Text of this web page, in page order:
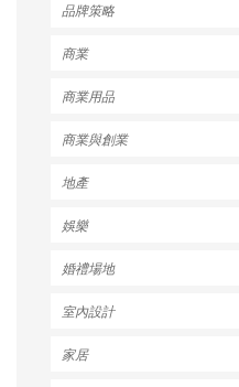
品牌策略
商業
商業用品
商業與創業
地產
娛樂
婚禮場地
室內設計
家居